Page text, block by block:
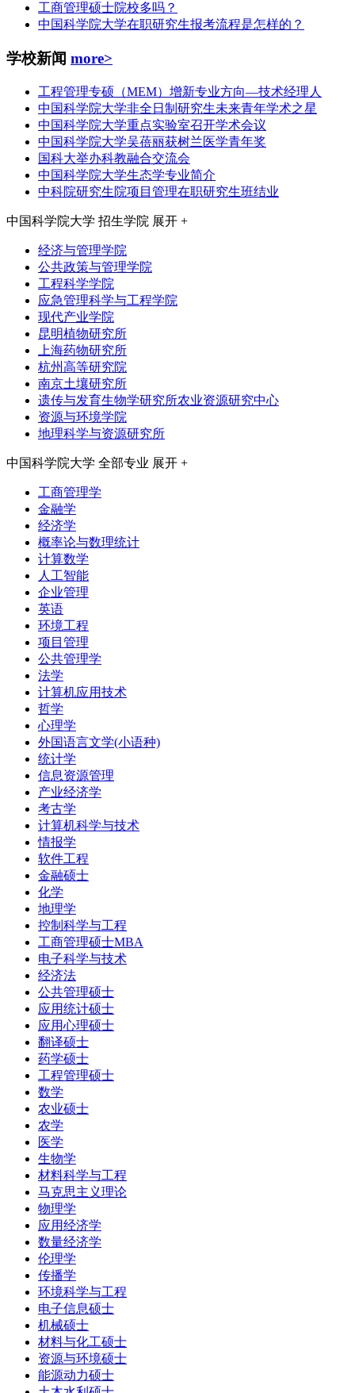
工商管理硕士院校多吗？
中国科学院大学在职研究生报考流程是怎样的？
学校新闻 more>
工程管理专硕（MEM）增新专业方向—技术经理人
中国科学院大学非全日制研究生未来青年学术之星
中国科学院大学重点实验室召开学术会议
中国科学院大学吴蓓丽获树兰医学青年奖
国科大举办科教融合交流会
中国科学院大学生态学专业简介
中科院研究生院项目管理在职研究生班结业
中国科学院大学 招生学院 展开 +
经济与管理学院
公共政策与管理学院
工程科学学院
应急管理科学与工程学院
现代产业学院
昆明植物研究所
上海药物研究所
杭州高等研究院
南京土壤研究所
遗传与发育生物学研究所农业资源研究中心
资源与环境学院
地理科学与资源研究所
中国科学院大学 全部专业 展开 +
工商管理学
金融学
经济学
概率论与数理统计
计算数学
人工智能
企业管理
英语
环境工程
项目管理
公共管理学
法学
计算机应用技术
哲学
心理学
外国语言文学(小语种)
统计学
信息资源管理
产业经济学
考古学
计算机科学与技术
情报学
软件工程
金融硕士
化学
地理学
控制科学与工程
工商管理硕士MBA
电子科学与技术
经济法
公共管理硕士
应用统计硕士
应用心理硕士
翻译硕士
药学硕士
工程管理硕士
数学
农业硕士
农学
医学
生物学
材料科学与工程
马克思主义理论
物理学
应用经济学
数量经济学
伦理学
传播学
环境科学与工程
电子信息硕士
机械硕士
材料与化工硕士
资源与环境硕士
能源动力硕士